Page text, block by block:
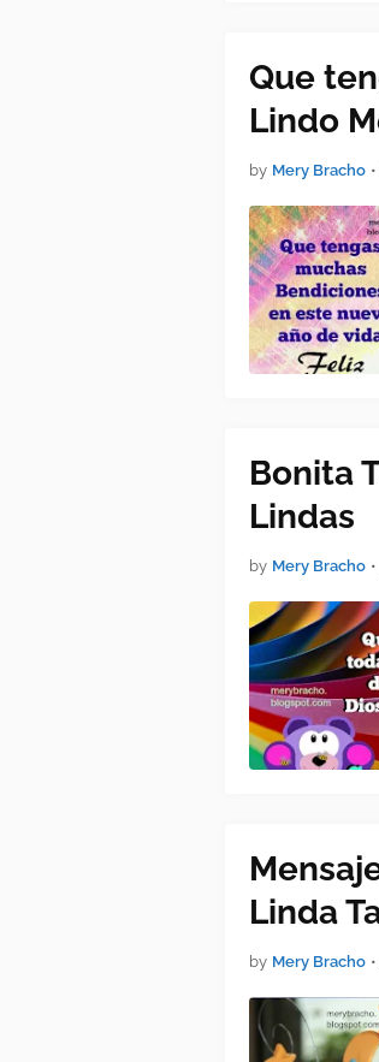
Que
Lindo
by Mery Bracho •
Bonita
Lindas
by Mery Bracho •
Linda
by Mery Bracho •